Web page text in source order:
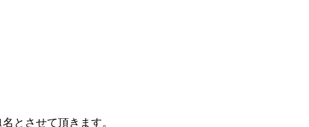
とさせて頂きます。